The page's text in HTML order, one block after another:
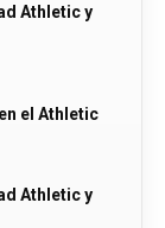
Athletic y
el Athletic
Athletic y